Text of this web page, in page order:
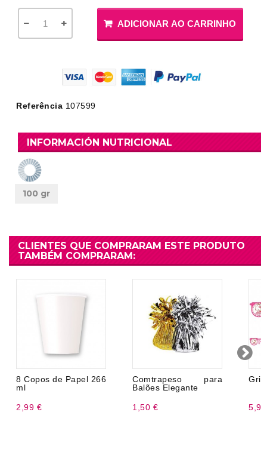
ADICIONAR AO CARRINHO
Referência 107599
INFORMACIÓN NUTRICIONAL
100 gr
CLIENTES QUE COMPRARAM ESTE PRODUTO
TAMBÉM COMPRARAM:
8 Copos de Papel 266
ml
2,99 €
Comtrapeso para
Balões Elegante
1,50 €